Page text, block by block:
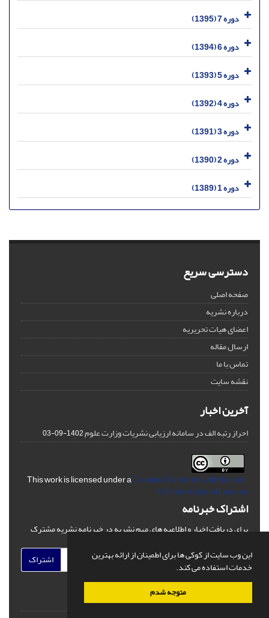
این وب سایت از کوکی ها برای اطمینان از ارائه بهترین
خدمات استفاده می کند.
متوجه شدم
دوره 7 (1395)
دوره 6 (1394)
دوره 5 (1393)
دوره 4 (1392)
دوره 3 (1391)
دوره 2 (1390)
دوره 1 (1389)
دسترسی سریع
صفحه اصلی
درباره نشریه
اعضای هیات تحریریه
ارسال مقاله
تماس با ما
نقشه سایت
آخرین اخبار
احراز رتبه الف در سامانه ارزیابی نشریات وزارت علوم1402-09-03
Creative Commons Attribution
4.0 International License
اشتراک خبرنامه
برای دریافت اخبار و اطلاعیه های مهم نشریه در خبرنامه نشریه مشترک
اشتراک